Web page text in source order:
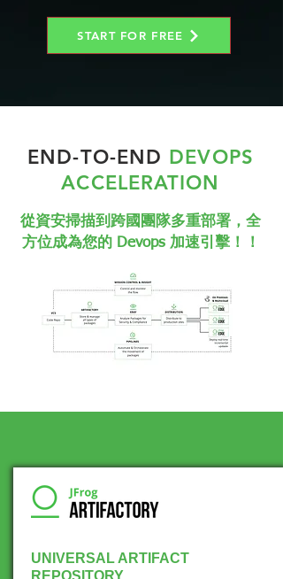
START FOR FREE
END-TO-END DEVOPS
ACCELERATION
​從資安掃描到跨國團隊多重部署，全
方位成為您的 Devops 加速引擊！！
UNIVERSAL ARTIFACT
REPOSITORY